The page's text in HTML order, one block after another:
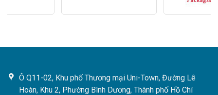
Ô Q11-02, Khu phố Thương mại Uni-Town, Đường Lê
Hoàn, Khu 2, Phường Bình Dương, Thành phố Hồ Chí